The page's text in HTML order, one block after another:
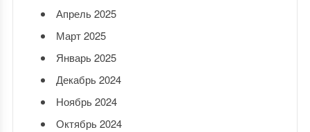
Апрель 2025
Март 2025
Январь 2025
Декабрь 2024
Ноябрь 2024
Октябрь 2024